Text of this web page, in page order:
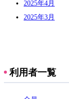
2025年4月
2025年3月
利用者一覧